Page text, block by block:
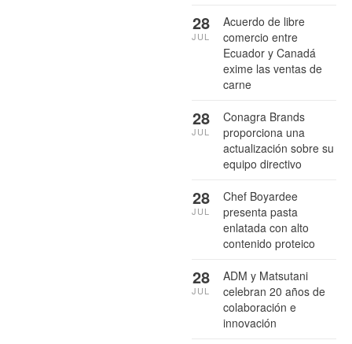
Acuerdo de libre
comercio entre
Ecuador y Canadá
exime las ventas de
carne
28
JUL
Conagra Brands
proporciona una
actualización sobre su
equipo directivo
28
JUL
Chef Boyardee
presenta pasta
enlatada con alto
contenido proteico
28
JUL
ADM y Matsutani
celebran 20 años de
colaboración e
innovación
28
JUL